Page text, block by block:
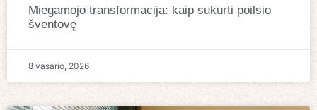
Miegamojo transformacija: kaip sukurti poilsio
šventovę
8 vasario, 2026